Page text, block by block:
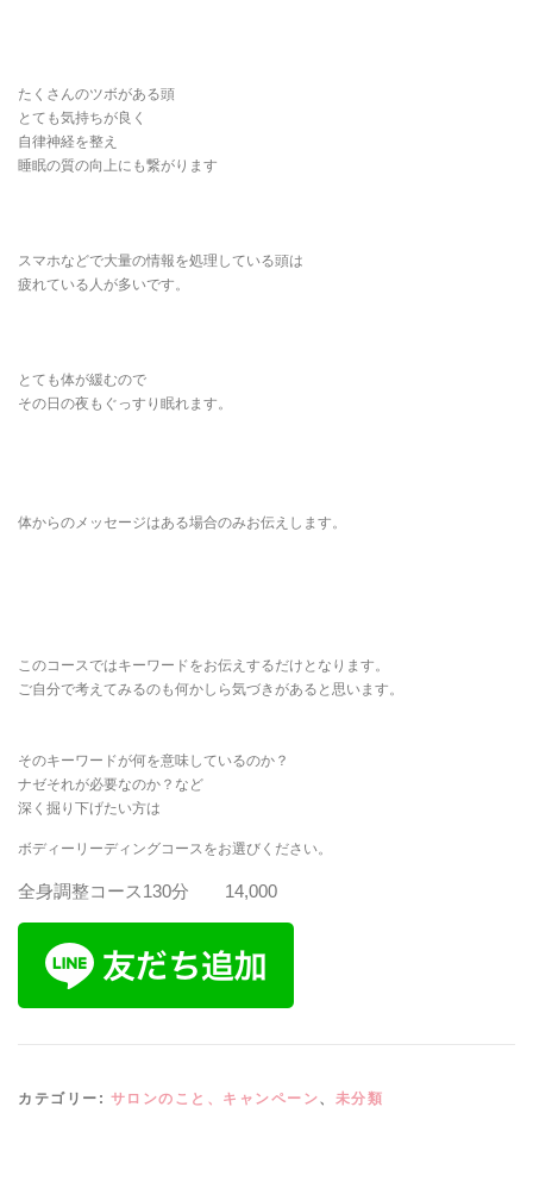
たくさんのツボがある頭
とても気持ちが良く
自律神経を整え
睡眠の質の向上にも繋がります
スマホなどで大量の情報を処理している頭は
疲れている人が多いです。
とても体が緩むので
その日の夜もぐっすり眠れます。
体からのメッセージはある場合のみお伝えします。
このコースではキーワードをお伝えするだけとなります。
ご自分で考えてみるのも何かしら気づきがあると思います。
そのキーワードが何を意味しているのか？
ナゼそれが必要なのか？など
深く掘り下げたい方は
ボディーリーディングコースをお選びください。
全身調整コース130分 14,000
カテゴリー: サロンのこと、キャンペーン、 未分類